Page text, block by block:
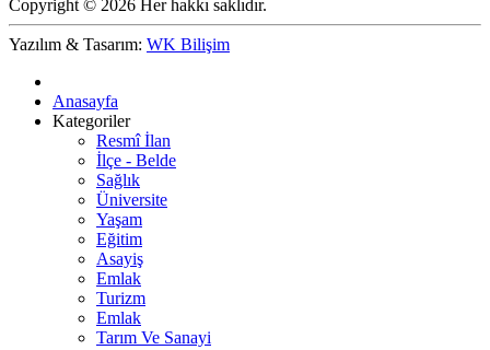
Copyright © 2026 Her hakkı saklıdır.
Yazılım & Tasarım: WK Bilişim
Anasayfa
Kategoriler
Resmî İlan
İlçe - Belde
Sağlık
Üniversite
Yaşam
Eğitim
Asayiş
Emlak
Turizm
Emlak
Tarım Ve Sanayi